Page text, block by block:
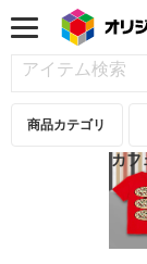
商品カテゴリ
カフ